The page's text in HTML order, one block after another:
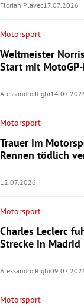
Florian Plavec17.07.2026
Motorsport
Weltmeister
Start mit
Alessandro Righi
Motorsport
Trauer im
Rennen tödlich
12.07.2026
Motorsport
Charles Leclerc
Strecke in Madrid
Alessandro Righi
Motorsport